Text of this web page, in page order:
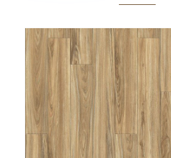
ভি-গ্রুভ ড্রাই ব্যাক এলভিটি ফ্লোরিং
আরো দেখুন >>